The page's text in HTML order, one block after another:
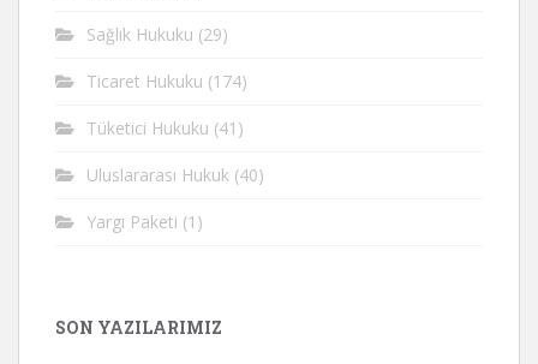
Sağlık Hukuku (29)
Ticaret Hukuku (174)
Tüketici Hukuku (41)
Uluslararası Hukuk (40)
Yargı Paketi (1)
SON YAZILARIMIZ